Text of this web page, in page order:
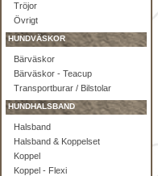
Tröjor
Övrigt
HUNDVÄSKOR
Bärväskor
Bärväskor - Teacup
Transportburar / Bilstolar
HUNDHALSBAND
Halsband
Halsband & Koppelset
Koppel
Koppel - Flexi